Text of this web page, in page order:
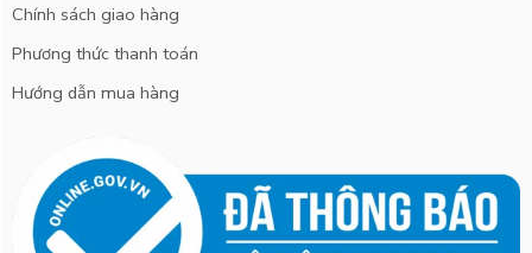
Chính sách giao hàng
Phương thức thanh toán
Hướng dẫn mua hàng